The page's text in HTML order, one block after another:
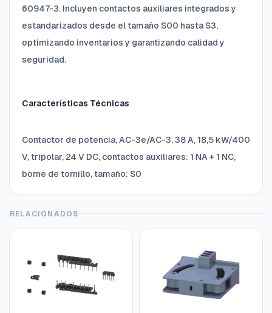
60947-3. Incluyen contactos auxiliares integrados y
estandarizados desde el tamaño S00 hasta S3,
optimizando inventarios y garantizando calidad y
seguridad.
Características Técnicas
Contactor de potencia, AC-3e/AC-3, 38 A, 18,5 kW/400
V, tripolar, 24 V DC, contactos auxiliares: 1 NA + 1 NC,
borne de tornillo, tamaño: S0
RELACIONADOS